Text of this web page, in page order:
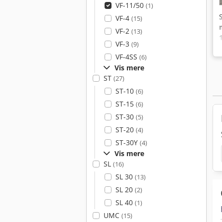
VF-11/50 (1)
VF-4 (15)
VF-2 (13)
VF-3 (9)
VF-4SS (6)
Vis mere
ST (27)
ST-10 (6)
ST-15 (6)
ST-30 (5)
ST-20 (4)
ST-30Y (4)
Vis mere
SL (16)
SL 30 (13)
SL 20 (2)
SL 40 (1)
UMC (15)